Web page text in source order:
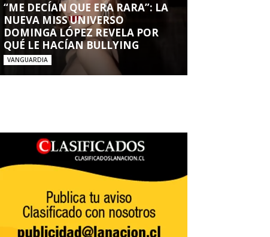
“ME DECÍAN QUE ERA RARA”: LA
NUEVA MISS UNIVERSO
DOMINGA LÓPEZ REVELA POR
QUÉ LE HACÍAN BULLYING
VANGUARDIA